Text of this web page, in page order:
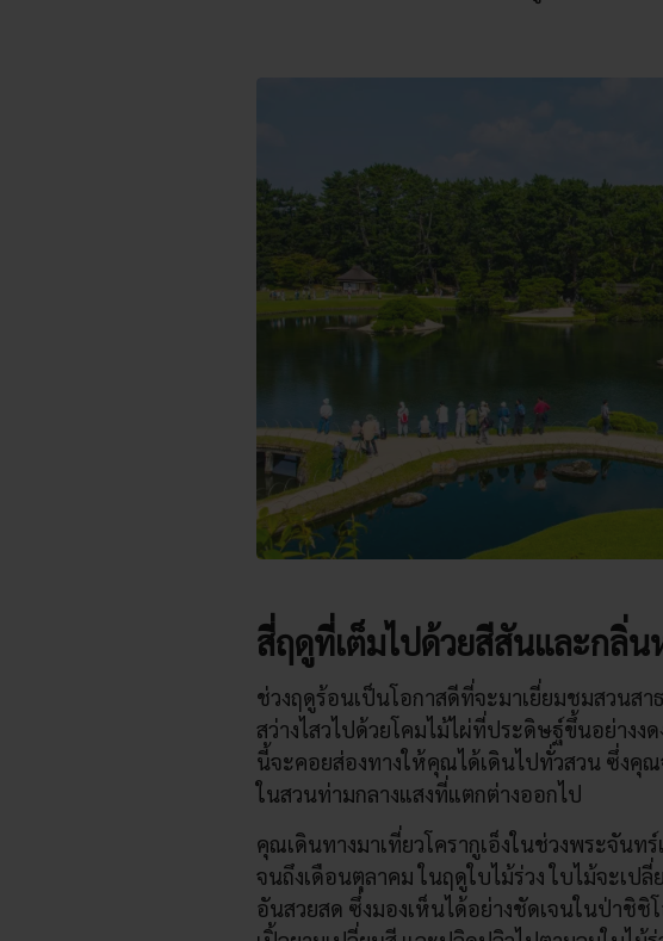
สี่ฤดูที่เต็มไปด้วยสีสันและกลิ่น
ช่วงฤดูร้อนเป็นโอกาสดีที่จะมาเยี่ยมชมสวนส
สว่างไสวไปด้วยโคมไม้ไผ่ที่ประดิษฐ์ขึ้นอย่างง
นี้จะคอยส่องทางให้คุณได้เดินไปทั่วสวน ซึ่งคุ
ในสวนท่ามกลางแสงที่แตกต่างออกไป
คุณเดินทางมาเที่ยวโครากูเอ็งในช่วงพระจันท
จนถึงเดือนตุลาคม ในฤดูใบไม้ร่วง ใบไม้จะเป
อันสวยสด ซึ่งมองเห็นได้อย่างชัดเจนในป่าชิ